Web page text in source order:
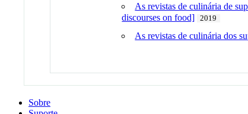
As revistas de culinária de
discourses on food]
2019
As revistas de culinária dos
Sobre